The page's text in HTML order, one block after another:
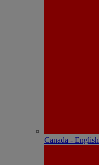
Canada - English